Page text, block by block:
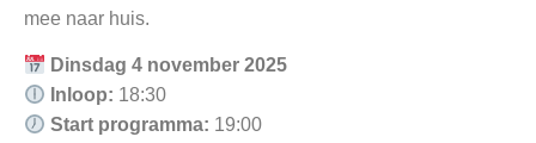
mee naar huis.
Dinsdag 4 november 2025
Inloop: 18:30
Start programma: 19:00